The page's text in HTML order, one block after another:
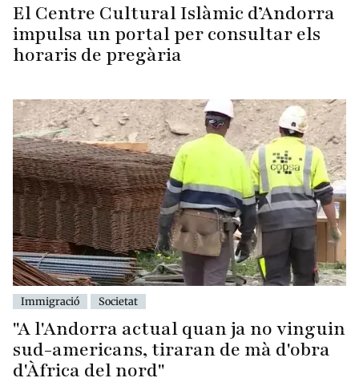
El Centre Cultural Islàmic d’Andorra
impulsa un portal per consultar els
horaris de pregària
Immigració Societat
"A l'Andorra actual quan ja no vinguin
sud-americans, tiraran de mà d'obra
d'Àfrica del nord"